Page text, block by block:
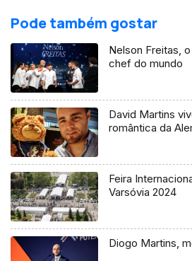
Pode também gostar
Nelson Freitas,
chef do mundo
David Martins
romântica da
Feira
Varsóvia 2024
Diogo Martins,